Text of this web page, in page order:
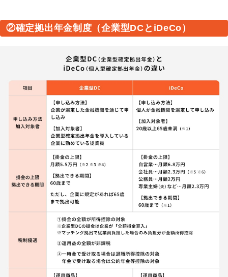
②確定拠出年金制度（企業型DCとiDeCo）